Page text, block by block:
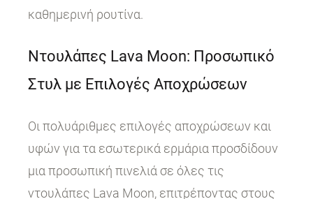
καθημερινή ρουτίνα.
Ντουλάπες Lava Moon: Προσωπικό
Στυλ με Επιλογές Αποχρώσεων
Οι πολυάριθμες επιλογές αποχρώσεων και
υφών για τα εσωτερικά ερμάρια προσδίδουν
μια προσωπική πινελιά σε όλες τις
ντουλάπες Lava Moon, επιτρέποντας στους